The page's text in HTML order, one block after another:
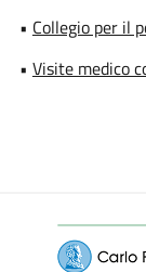
• Collegio per il
• Visite medico